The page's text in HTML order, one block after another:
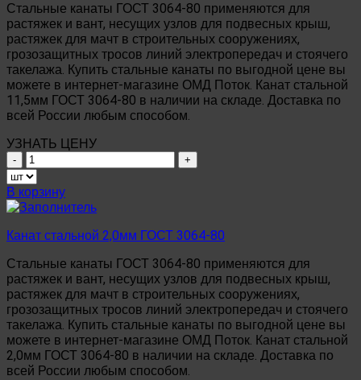
Стальные канаты ГОСТ 3064-80 применяются для
растяжек и вант, несущих узлов для подвесных крыш,
растяжек для мачт в строительных сооружениях,
грозозащитных тросов линий электропередач и стоячего
такелажа. Купить стальные канаты по выгодной цене вы
можете в интернет-магазине ОМД Поток. Канат стальной
11,5мм ГОСТ 3064-80 в наличии на складе. Доставка по
всей России любым способом.
УЗНАТЬ ЦЕНУ
Количество
товара
Канат
стальной
ГОСТ
80
В корзину
Канат стальной 2,0мм ГОСТ 3064-80
Стальные канаты ГОСТ 3064-80 применяются для
растяжек и вант, несущих узлов для подвесных крыш,
растяжек для мачт в строительных сооружениях,
грозозащитных тросов линий электропередач и стоячего
такелажа. Купить стальные канаты по выгодной цене вы
можете в интернет-магазине ОМД Поток. Канат стальной
2,0мм ГОСТ 3064-80 в наличии на складе. Доставка по
всей России любым способом.